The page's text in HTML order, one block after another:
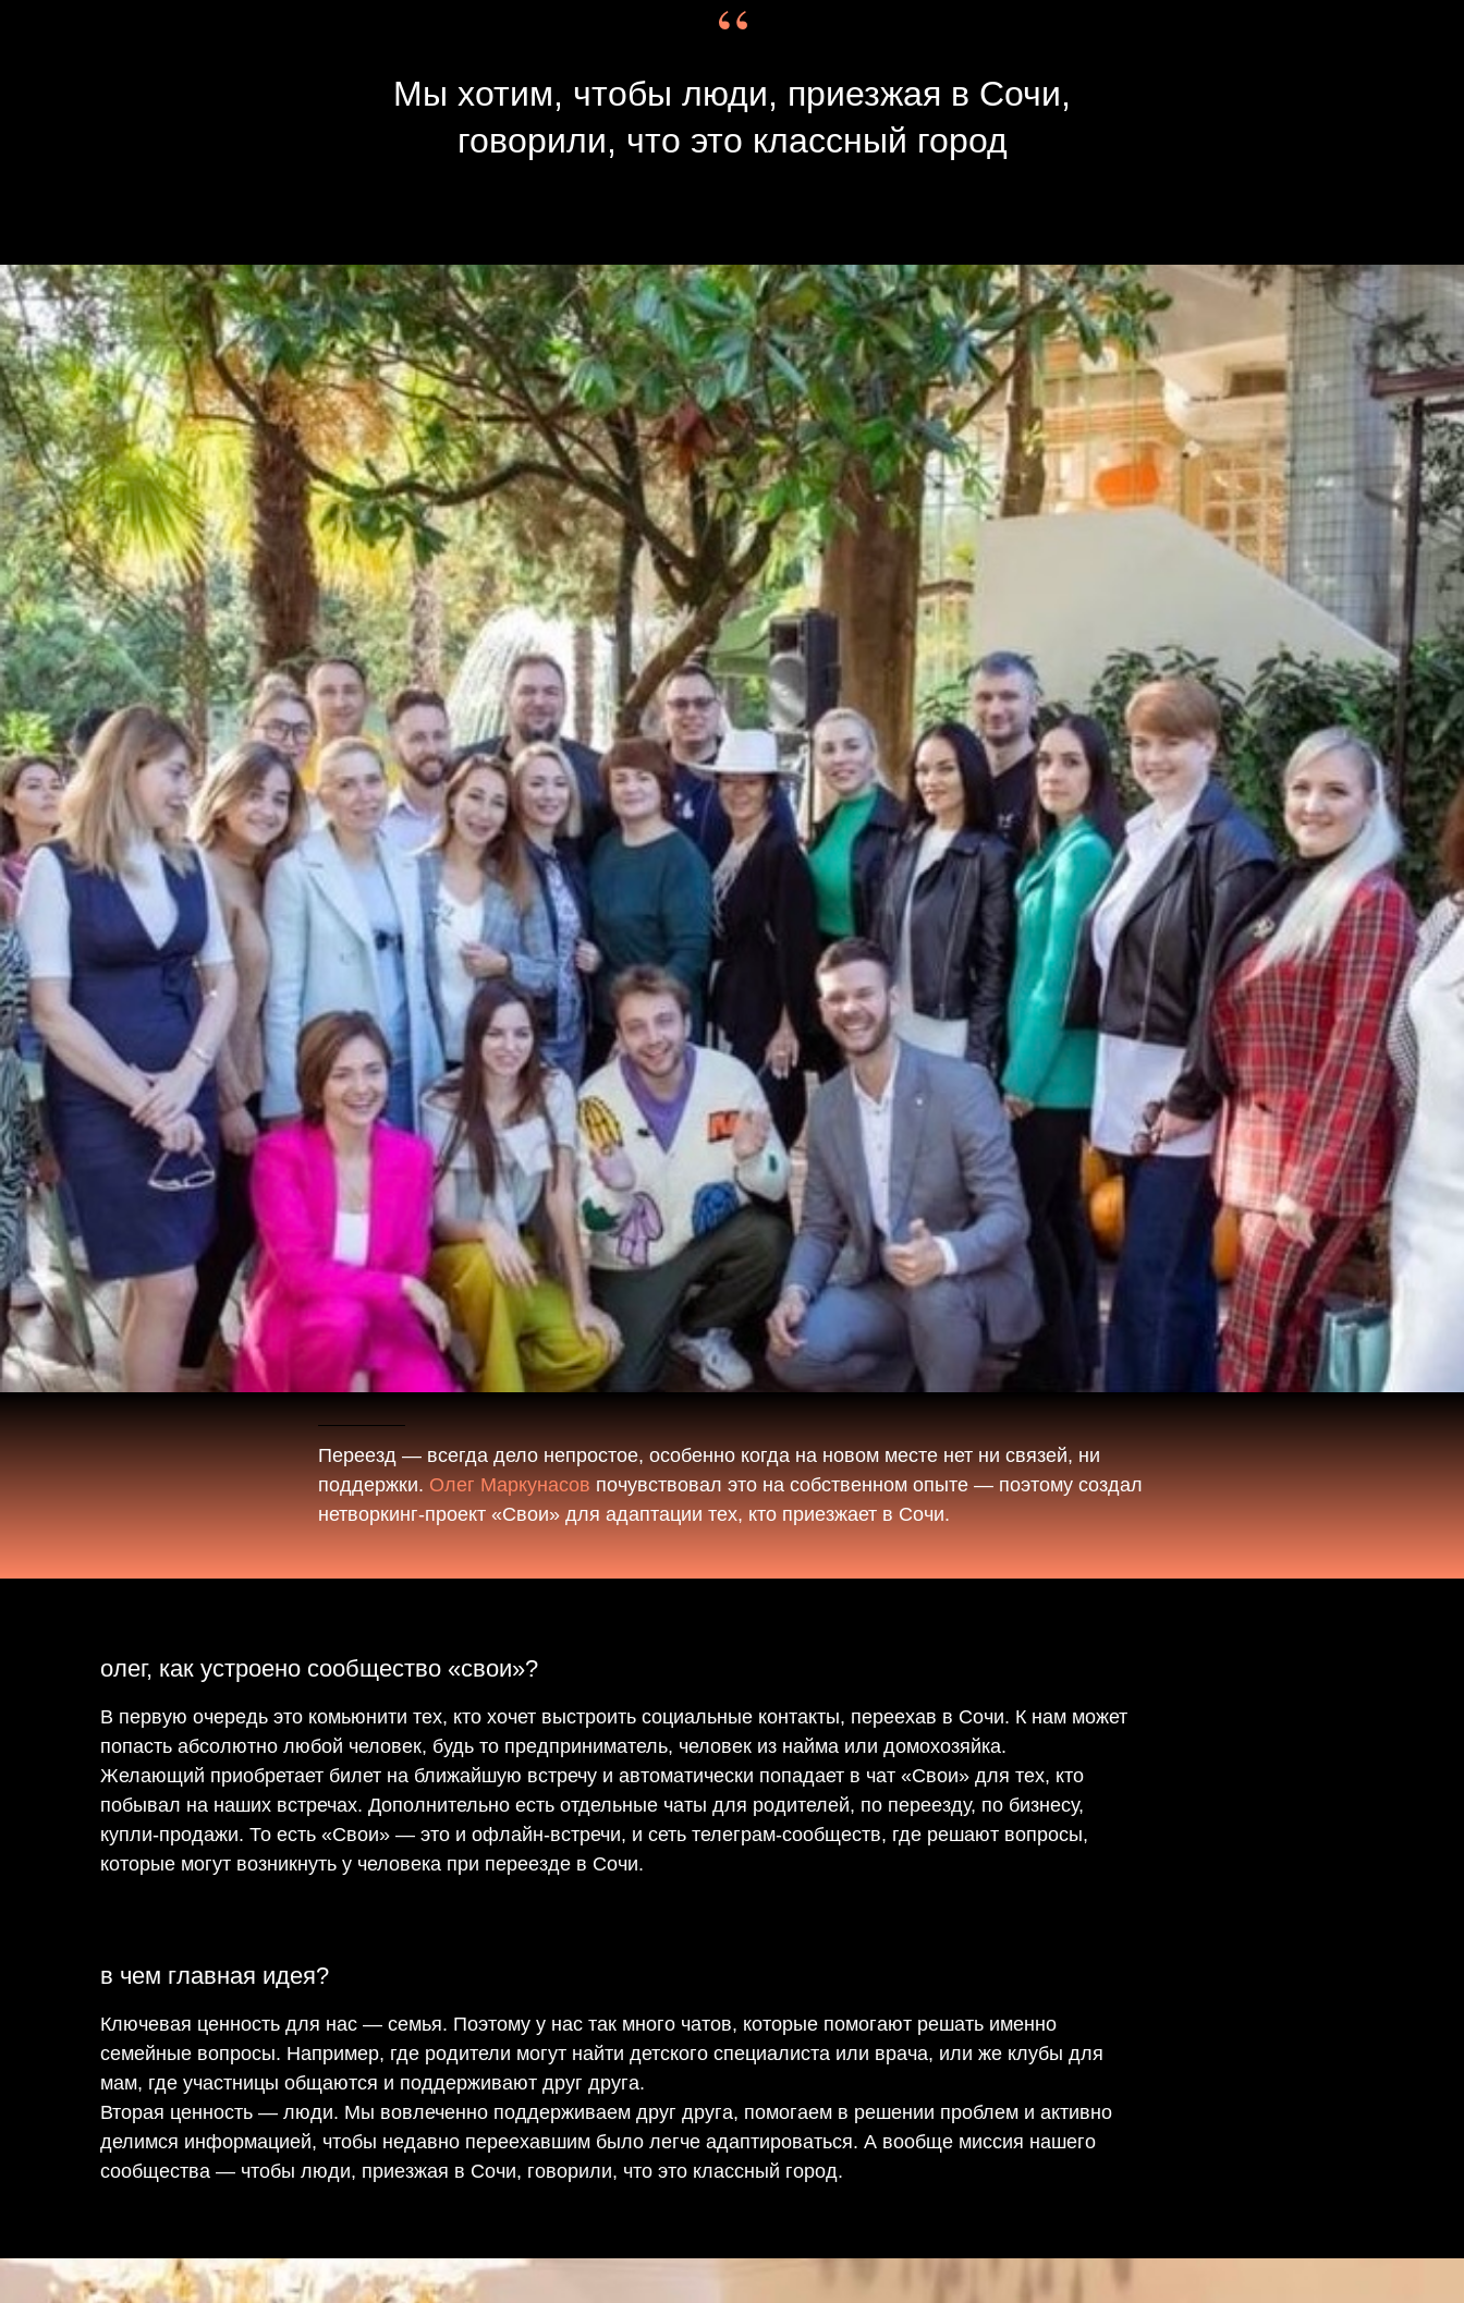
“
Мы хотим, чтобы люди, приезжая в Сочи,
говорили, что это классный город
Переезд — всегда дело непростое, особенно когда на новом месте нет ни связей, ни
поддержки. Олег Маркунасов почувствовал это на собственном опыте — поэтому создал
нетворкинг-проект «Свои» для адаптации тех, кто приезжает в Сочи.
олег, как устроено сообщество «свои»?
В первую очередь это комьюнити тех, кто хочет выстроить социальные контакты, переехав в Сочи. К нам может
попасть абсолютно любой человек, будь то предприниматель, человек из найма или домохозяйка.
Желающий приобретает билет на ближайшую встречу и автоматически попадает в чат «Свои» для тех, кто
побывал на наших встречах. Дополнительно есть отдельные чаты для родителей, по переезду, по бизнесу,
купли-продажи. То есть «Свои» — это и офлайн-встречи, и сеть телеграм-сообществ, где решают вопросы,
которые могут возникнуть у человека при переезде в Сочи.
в чем главная идея?
Ключевая ценность для нас — семья. Поэтому у нас так много чатов, которые помогают решать именно
семейные вопросы. Например, где родители могут найти детского специалиста или врача, или же клубы для
мам, где участницы общаются и поддерживают друг друга.
Вторая ценность — люди. Мы вовлеченно поддерживаем друг друга, помогаем в решении проблем и активно
делимся информацией, чтобы недавно переехавшим было легче адаптироваться. А вообще миссия нашего
сообщества — чтобы люди, приезжая в Сочи, говорили, что это классный город.